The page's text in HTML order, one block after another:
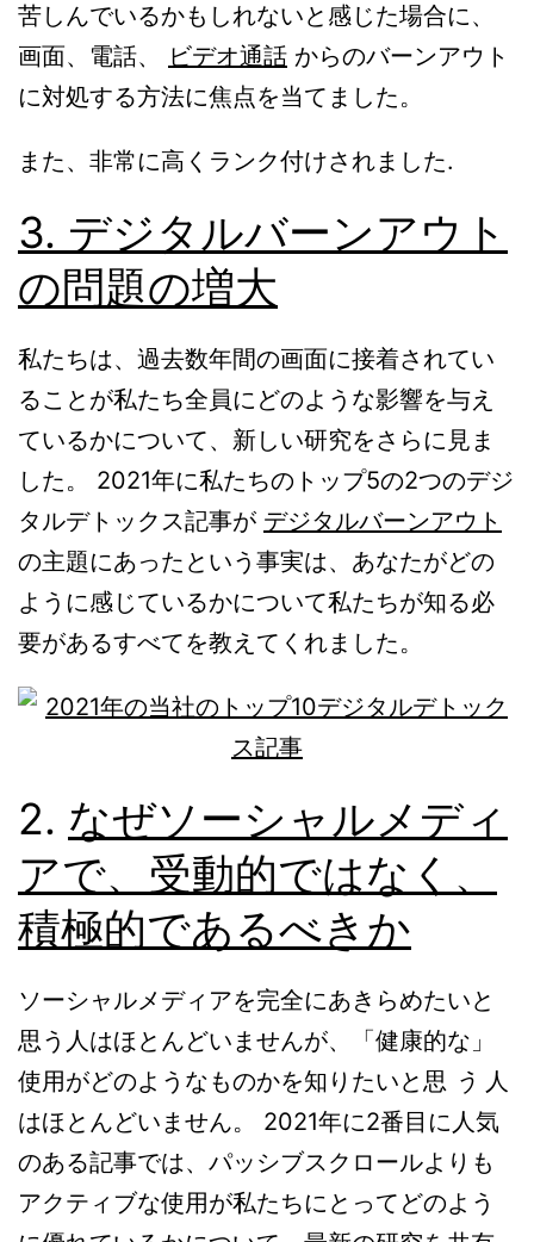
苦しんでいるかもしれないと感じた場合に、
画面、電話、
ビデオ通話 からのバーンアウト
に対処する方法に焦点を当てました。
また、非常に高くランク付けされました.
3. デジタルバーンアウト
の問題の増大
私たちは、過去数年間の画面に接着されてい
ることが私たち全員にどのような影響を与え
ているかについて、新しい研究をさらに見ま
した。 2021年に私たちのトップ5の2つのデジ
タルデトックス記事が デジタルバーンアウト
の主題にあったという事実は、あなたがどの
ように感じているかについて私たちが知る必
要があるすべてを教えてくれました。
2. なぜソーシャルメディ
アで、受動的ではなく、
積極的であるべきか
ソーシャルメディアを完全にあきらめたいと
思う人はほとんどいませんが、「健康的な」
使用がどのようなものかを知りたいと思 う 人
はほとんどいません。 2021年に2番目に人気
のある記事では、パッシブスクロールよりも
アクティブな使用が私たちにとってどのよう